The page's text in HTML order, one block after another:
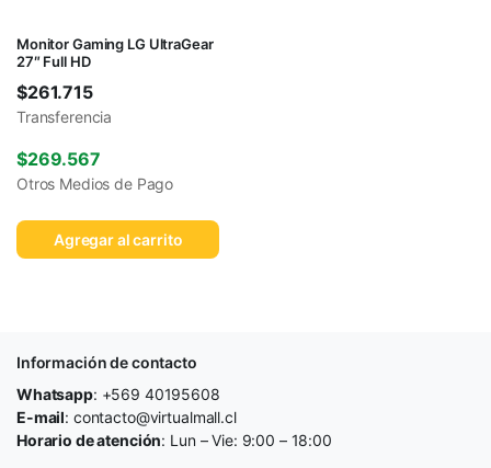
Monitor Gaming LG UltraGear
27″ Full HD
$261.715
Transferencia
$269.567
Otros Medios de Pago
Agregar al carrito
Información de contacto
Whatsapp: +569 40195608
E-mail: contacto@virtualmall.cl
Horario de atención: Lun – Vie: 9:00 – 18:00